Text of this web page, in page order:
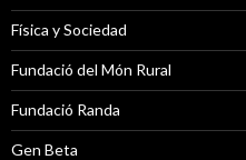
Física y Sociedad
Fundació del Món Rural
Fundació Randa
Gen Beta